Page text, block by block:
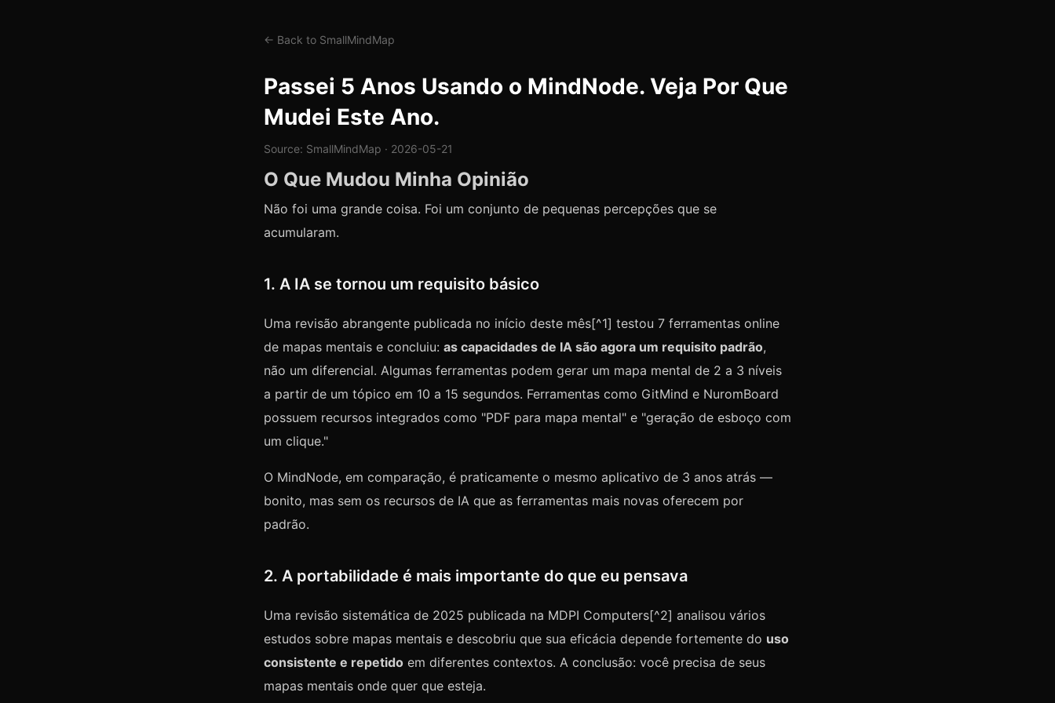
← Back to SmallMindMap
Passei 5 Anos Usando o MindNode. Veja Por Que
Mudei Este Ano.
Source: SmallMindMap · 2026-05-21
O Que Mudou Minha Opinião
Não foi uma grande coisa. Foi um conjunto de pequenas percepções que se
acumularam.
1. A IA se tornou um requisito básico
Uma revisão abrangente publicada no início deste mês[^1] testou 7 ferramentas online
de mapas mentais e concluiu: as capacidades de IA são agora um requisito padrão,
não um diferencial. Algumas ferramentas podem gerar um mapa mental de 2 a 3 níveis
a partir de um tópico em 10 a 15 segundos. Ferramentas como GitMind e NuromBoard
possuem recursos integrados como "PDF para mapa mental" e "geração de esboço com
um clique."
O MindNode, em comparação, é praticamente o mesmo aplicativo de 3 anos atrás —
bonito, mas sem os recursos de IA que as ferramentas mais novas oferecem por
padrão.
2. A portabilidade é mais importante do que eu pensava
Uma revisão sistemática de 2025 publicada na MDPI Computers[^2] analisou vários
estudos sobre mapas mentais e descobriu que sua eficácia depende fortemente do uso
consistente e repetido em diferentes contextos. A conclusão: você precisa de seus
mapas mentais onde quer que esteja.